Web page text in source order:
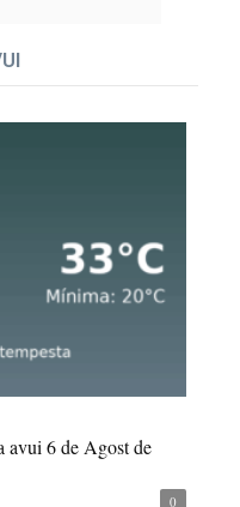
avui 6 de Agost de
0